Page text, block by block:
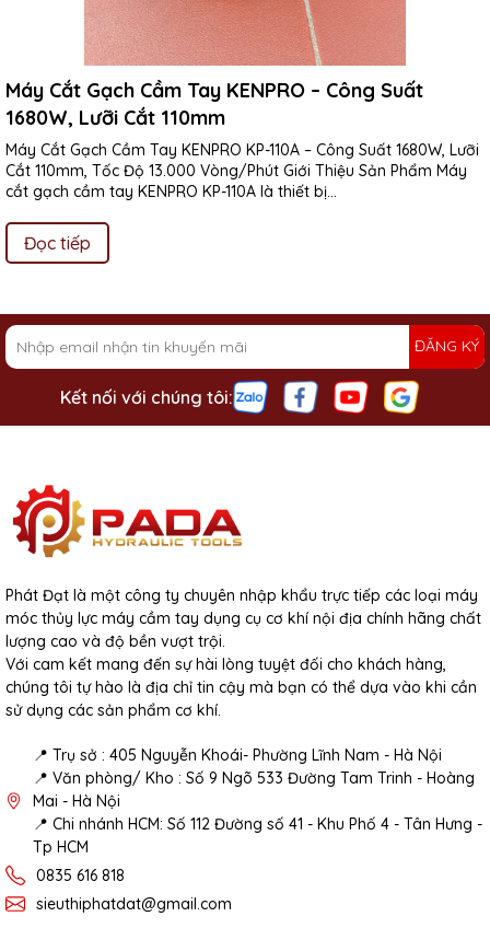
Máy Cắt Gạch Cầm Tay KENPRO – Công Suất
1680W, Lưỡi Cắt 110mm
Máy Cắt Gạch Cầm Tay KENPRO KP-110A – Công Suất 1680W, Lưỡi
Cắt 110mm, Tốc Độ 13.000 Vòng/Phút Giới Thiệu Sản Phẩm Máy
cắt gạch cầm tay KENPRO KP-110A là thiết bị...
Đọc tiếp
ĐĂNG KÝ
Kết nối với chúng tôi:
Phát Đạt là một công ty chuyên nhập khẩu trực tiếp các loại máy
móc thủy lực máy cầm tay dụng cụ cơ khí nội địa chính hãng chất
lượng cao và độ bền vượt trội.
Với cam kết mang đến sự hài lòng tuyệt đối cho khách hàng,
chúng tôi tự hào là địa chỉ tin cậy mà bạn có thể dựa vào khi cần
sử dụng các sản phẩm cơ khí.
📍 Trụ sở : 405 Nguyễn Khoái- Phường Lĩnh Nam - Hà Nội
📍 Văn phòng/ Kho : Số 9 Ngõ 533 Đường Tam Trinh - Hoàng
Mai - Hà Nội
📍 Chi nhánh HCM: Số 112 Đường số 41 - Khu Phố 4 - Tân Hưng -
Tp HCM
0835 616 818
sieuthiphatdat@gmail.com